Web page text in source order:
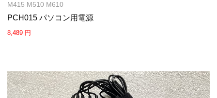
M415 M510 M610
PCH015 パソコン用電源
8,489 円